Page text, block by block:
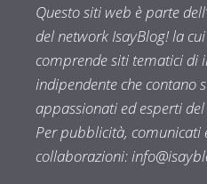
Questo siti web è parte dell’
del network IsayBlog! la
comprende siti tematici di
indipendente che contano
appassionati ed esperti del
Per pubblicità, comunicati
collaborazioni: